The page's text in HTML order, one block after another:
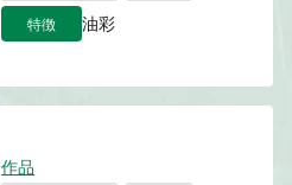
特徴 油彩
作品